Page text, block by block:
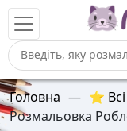
Головна — ⭐
Розмальовка